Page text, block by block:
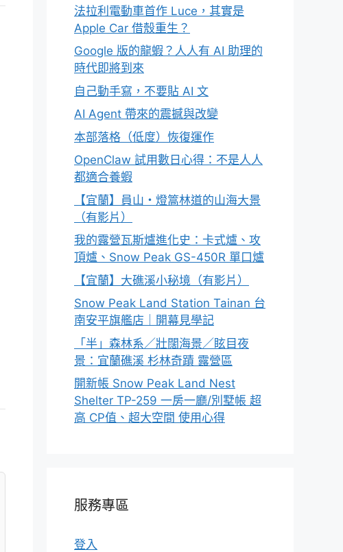
法拉利電動車首作 Luce，其實是
Apple Car 借殼重生？
Google 版的龍蝦？人人有 AI 助理的
時代即將到來
自己動手寫，不要貼 AI 文
AI Agent 帶來的震撼與改變
本部落格（低度）恢復運作
OpenClaw 試用數日心得：不是人人
都適合養蝦
【宜蘭】員山・燈篙林道的山海大景
（有影片）
我的露營瓦斯爐進化史：卡式爐、攻
頂爐、Snow Peak GS-450R 單口爐
【宜蘭】大礁溪小秘境（有影片）
Snow Peak Land Station Tainan 台
南安平旗艦店｜開幕見學記
「半」森林系／壯闊海景／眩目夜
景：宜蘭礁溪 杉林奇蹟 露營區
開新帳 Snow Peak Land Nest
Shelter TP-259 一房一廳/別墅帳 超
高 CP值、超大空間 使用心得
服務專區
登入